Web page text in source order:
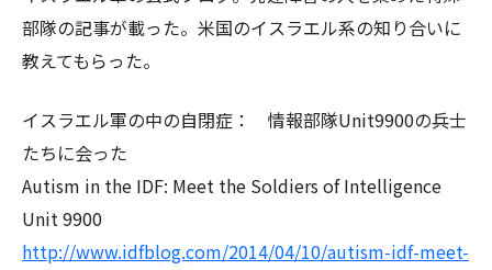
部隊の記事が載った。米国のイスラエル系の知り合いに
教えてもらった。
イスラエル軍の中の自閉症： 情報部隊Unit9900の兵士
たちに会った
Autism in the IDF: Meet the Soldiers of Intelligence
Unit 9900
http://www.idfblog.com/2014/04/10/autism-idf-meet-